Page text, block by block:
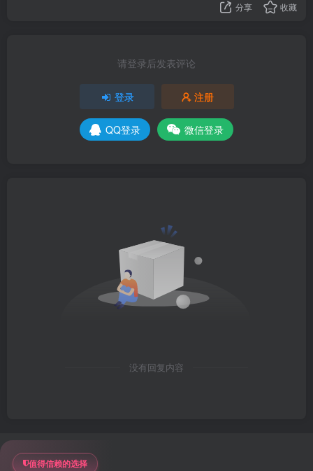
分享 收藏
请登录后发表评论
登录 注册
QQ登录 微信登录
没有回复内容
值得信赖的选择